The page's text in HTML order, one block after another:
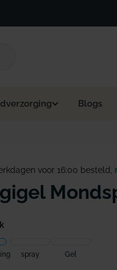
Blogs
voor 16:00 besteld,
spray Gel